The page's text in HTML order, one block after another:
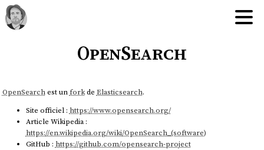
OpenSearch
OpenSearchest unforkde Elasticsearch.
Site officiel : https://www.opensearch.org/
Article Wikipedia :
https://en.wikipedia.org/wiki/OpenSearch_(software)
GitHub : https://github.com/opensearch-project